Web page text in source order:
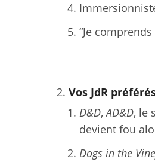
“Je
Vos JdR
D&D,AD&D, le
devient fou
Dogs in the